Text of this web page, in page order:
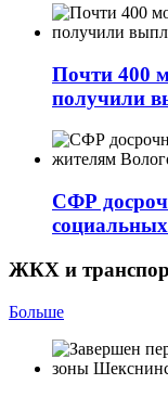
Почти 400
получили
СФР
ЖКХ и
Больше